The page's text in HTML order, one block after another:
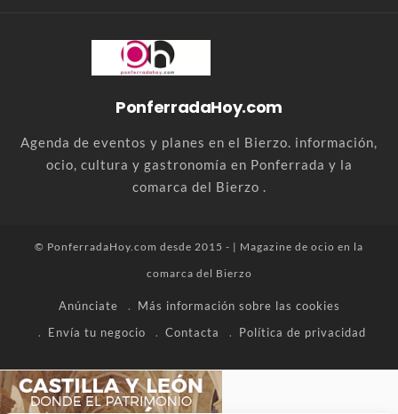
PonferradaHoy.com
Agenda de eventos y planes en el Bierzo. información,
ocio, cultura y gastronomía en Ponferrada y la
comarca del Bierzo .
© PonferradaHoy.com desde 2015 - | Magazine de ocio en la
comarca del Bierzo
Anúnciate
Más información sobre las cookies
Envía tu negocio
Contacta Política de privacidad